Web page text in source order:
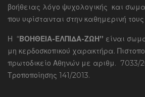
βοήθειας λόγο ψυχολογικής και
που υφίστανται στην καθημερινή
Η “ΒΟΗΘΕΙΑ-ΕΛΠΙΔΑ-ΖΩΗ” είναι
μη κερδοσκοπικού χαρακτήρα.
πρωτοδικείο Αθηνών με αριθμ. 7033/
Τροποποίησης 141/2013.